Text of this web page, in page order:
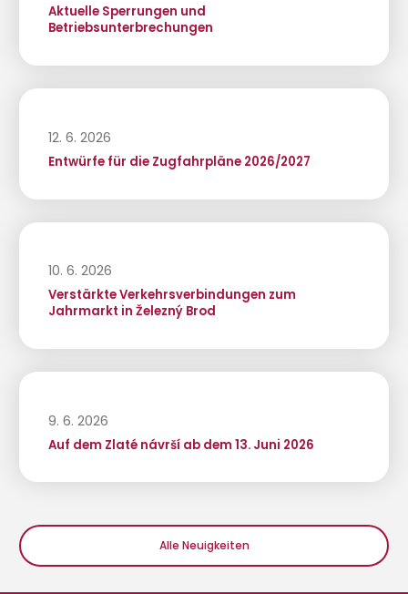
Aktuelle Sperrungen und
Betriebsunterbrechungen
12. 6. 2026
Entwürfe für die Zugfahrpläne 2026/2027
10. 6. 2026
Verstärkte Verkehrsverbindungen zum
Jahrmarkt in Železný Brod
9. 6. 2026
Auf dem Zlaté návrší ab dem 13. Juni 2026
Alle Neuigkeiten